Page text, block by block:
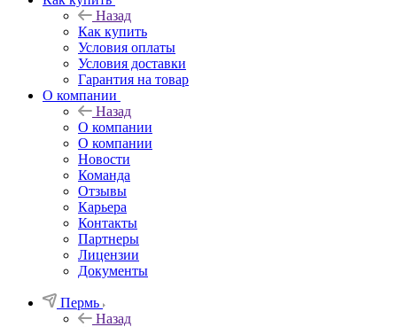
Назад
Как купить
Условия оплаты
Условия доставки
Гарантия на товар
О компании
Назад
О компании
О компании
Новости
Команда
Отзывы
Карьера
Контакты
Партнеры
Лицензии
Документы
Пермь
Назад